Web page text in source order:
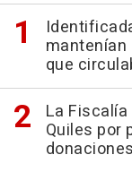
que
La
Quiles por